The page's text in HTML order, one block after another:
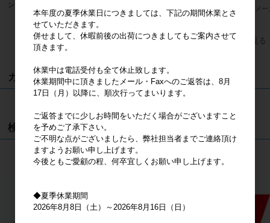
ン ふわくた ぬいぐるみ
メーカー希望小売価格
2,400円
メーカー希望小売価格
2,000円
メ
すべてのおすすめ商品を見る
カート
検索
検索
本年度の夏季休業日につきましては、下記の期間休業とさ
せていただきます。
併せまして、休暇前後の出荷につきましてもご案内させて
頂きます。
休業中は電話受付も全て休止致します。
休業期間中に頂きましたメール・Faxへのご返答は、8月
17日（月）以降に、順次行ってまいります。
ご返答までに少しお時間をいただく場合がございますこと
を予めご了承下さい。
ご不明な点がございましたら、弊社担当者までご連絡頂け
ますようお願い申し上げます。
今後ともご愛顧の程、何卒宜しくお願い申し上げます。
◆夏季休業期間
2026年8月8日（土）～2026年8月16日（日）